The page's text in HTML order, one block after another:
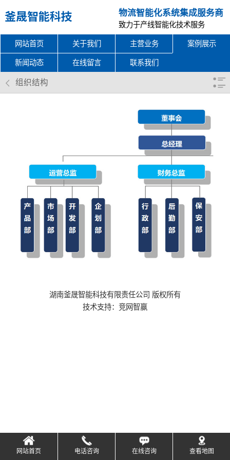
物流智能化系统集成服务商
致力于产线智能化技术服务
网站首页 关于我们 主营业务 案例展示
新闻动态 在线留言 联系我们
组织结构
湖南釜晟智能科技有限责任公司 版权所有
技术支持： 竞网智赢
网站首页 电话咨询 在线咨询 查看地图